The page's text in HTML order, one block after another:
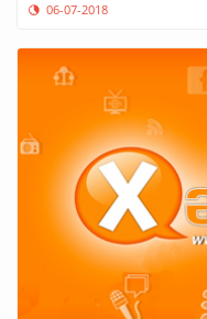
06-07-2018